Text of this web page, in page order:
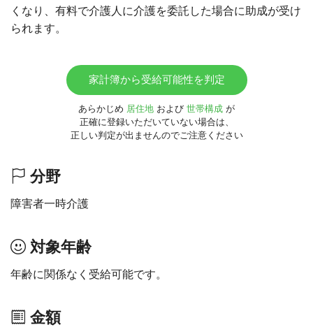
くなり、有料で介護人に介護を委託した場合に助成が受け
られます。
家計簿から受給可能性を判定
あらかじめ 居住地 および 世帯構成 が
正確に登録いただいていない場合は、
正しい判定が出ませんのでご注意ください
分野
障害者一時介護
対象年齢
年齢に関係なく受給可能です。
金額